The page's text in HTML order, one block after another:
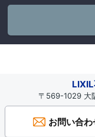
〒569-1029 大
お問い合わ